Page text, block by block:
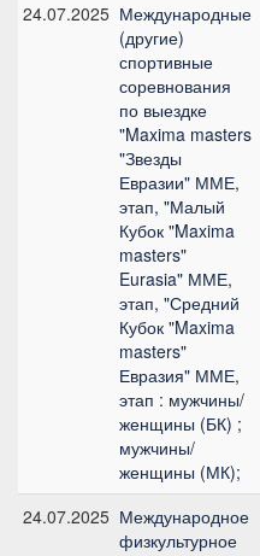
24.07.2025 Международные
(другие)
спортивные
соревнования
по выездке
"Maxima masters
"Звезды
Евразии" ММЕ,
этап, "Малый
Кубок "Maxima
masters"
Eurasia" ММЕ,
этап, "Средний
Кубок "Maxima
masters"
Евразия" ММЕ,
этап : мужчины/
женщины (БК) ;
мужчины/
женщины (МК);
24.07.2025 Международное
физкультурное